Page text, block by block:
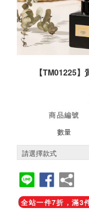
【TM01225
商品編號
數量
全站一件7折，滿3